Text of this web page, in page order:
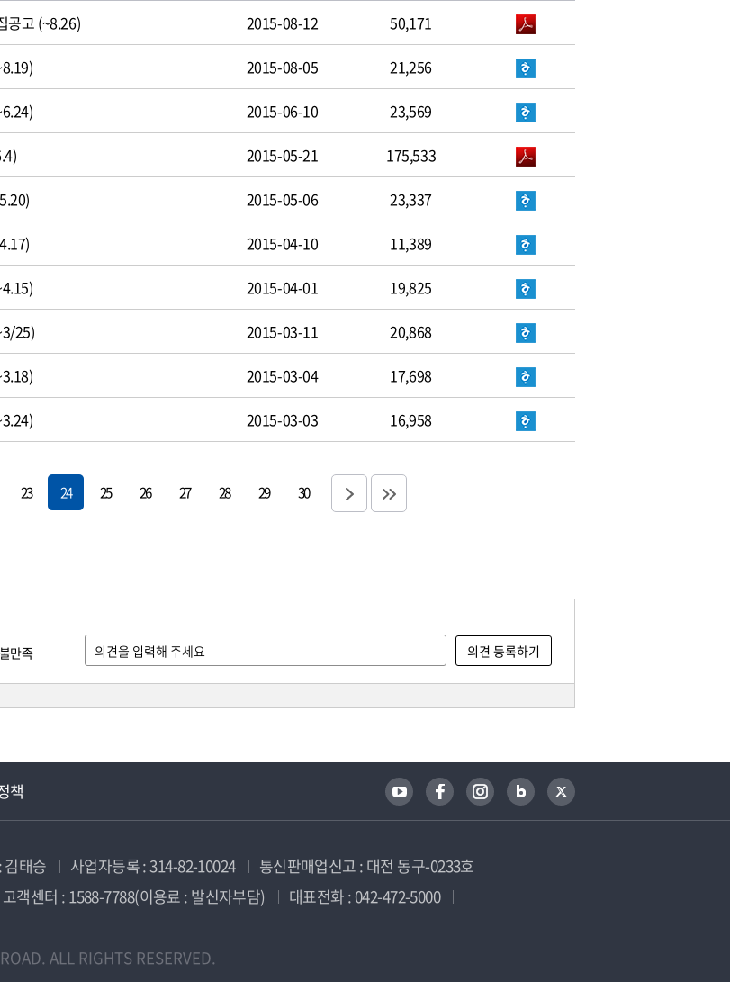
공고 (~8.26) 2015-08-12 50,171
2015-08-05 21,256
2015-06-10 23,569
2015-05-21 175,533
2015-05-06 23,337
2015-04-10 11,389
2015-04-01 19,825
25) 2015-03-11 20,868
2015-03-04 17,698
2015-03-03 16,958
23 24 25 26 27 28 29 30
만족
책
김태승 사업자등록 : 314-82-10024
통신판매업신고 : 대전 동구-0233호
고객센터 : 1588-7788(이용료 : 발신자부담)
대표전화 : 042-472-5000
ALL RIGHTS RESERVED.